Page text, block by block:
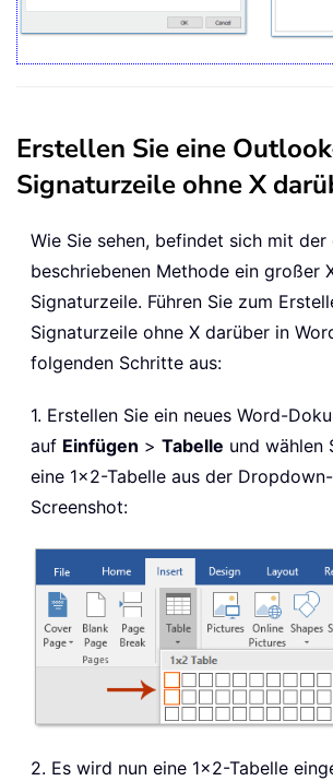
Erstellen Sie eine
Signaturzeile ohne X
Wie Sie sehen, befindet sich mit der
beschriebenen Methode ein großer
Signaturzeile. Führen Sie zum
Signaturzeile ohne X darüber in
folgenden Schritte aus:
1. Erstellen Sie ein neues Word-
auf Einfügen > Tabelle und wählen
eine 1×2-Tabelle aus der
Screenshot:
2. Es wird nun eine 1×2-Tabelle